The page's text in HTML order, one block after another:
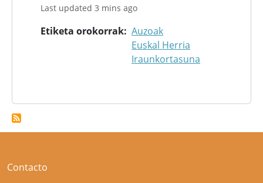
Last updated 3 mins ago
Etiketa orokorrak Auzoak
Euskal Herria
Iraunkortasuna
Contacto